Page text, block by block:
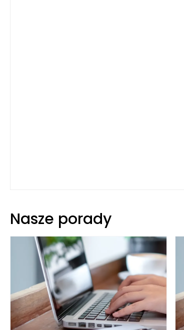
Nasze porady